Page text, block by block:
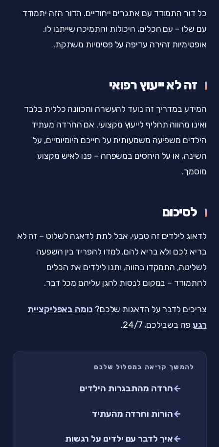
כל דור התמודד עם אתגרים ייחודיים. הדור הזה יתמודד
עם שלו – עם הכלים, היכולות והתמיכה שייתנו לו.
אופטימיות זהירה עדיפה על פסימיות משתקת.
זה לא ייעוץ רפואי
המידע במדריך זה נועד להעשרה והכוונה כללית בלבד
ואינו מהווה תחליף לייעוץ מקצועי. אם החרדה מעתיד
הילדים משפיעה משמעותית על חייכם היומיומיים, על
השינה, או על היחסים במשפחה – פנו לאיש מקצוע
מוסמך.
לסיכום
לדאוג לילדים זה טבעי, אבל לתת לדאגה לשלוט – זה לא
בריא לכם ולא בריא להם. למדו להפריד בין השפעה
לשליטה, התמקדו בהווה, ותנו לילדים את הכלים
להתמודד – במקום לנסות להגן עליהם מכל דבר.
צריכים לדבר על הדאגות שלכם? נומה באפליקציית
רגע פה בשבילכם, 24/7.
להמשך קריאה במסלול שלכם
חרדה מהתבגרות הילדים
הורות וחרדה מהעתיד
איך לדבר עם ילדים על רגשות